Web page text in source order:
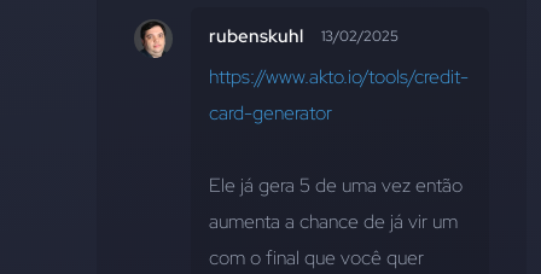
rubenskuhl 13/02/2025
https://www.akto.io/tools/credit-
card-generator
Ele já gera 5 de uma vez então
aumenta a chance de já vir um
com o final que você quer